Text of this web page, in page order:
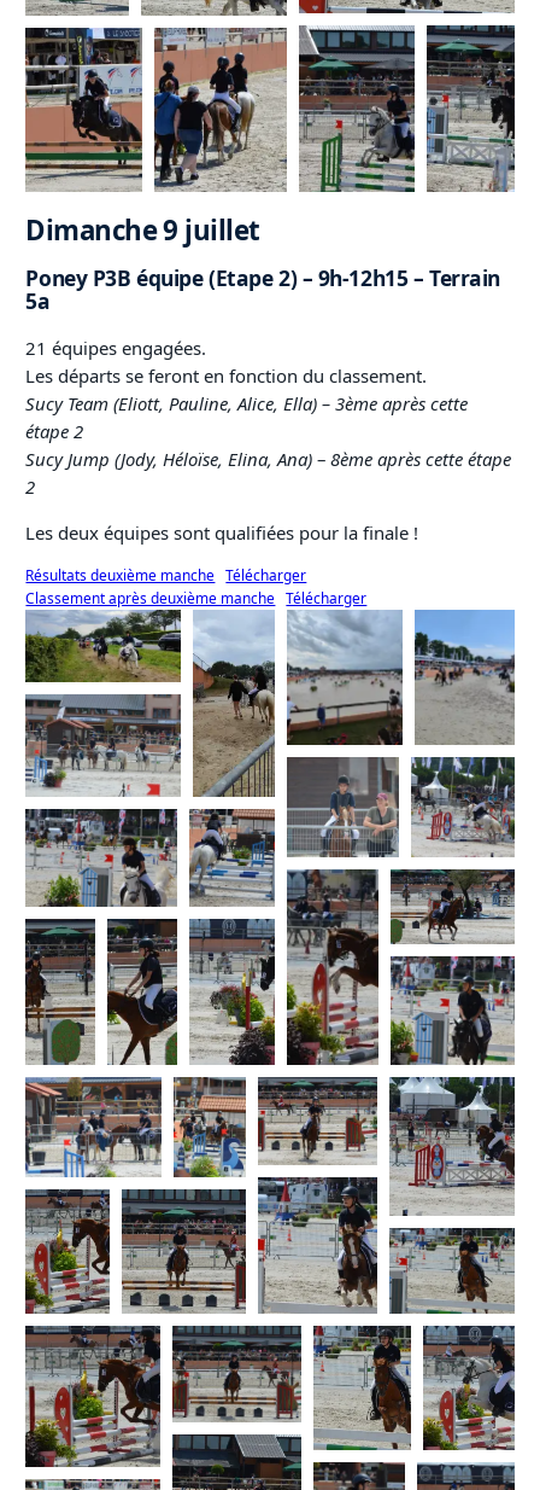
Dimanche 9 juillet
Poney P3B équipe (Etape 2) – 9h-12h15 – Terrain
5a
21 équipes engagées.
Les départs se feront en fonction du classement.
Sucy Team (Eliott, Pauline, Alice, Ella) – 3ème après cette
étape 2
Sucy Jump (Jody, Héloïse, Elina, Ana) –8ème après cette étape
2
Les deux équipes sont qualifiées pour la finale !
Résultats deuxième manche Télécharger
Classement après deuxième manche Télécharger